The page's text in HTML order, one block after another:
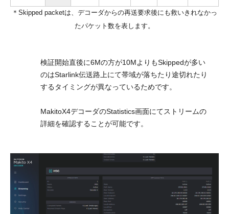
＊Skipped packetは、デコーダからの再送要求後にも救いきれなかっ
たパケット数を表します。
検証開始直後に6Mの方が10MよりもSkippedが多い
のはStarlink伝送路上にて帯域が落ちたり途切れたり
するタイミングが異なっているためです。
MakitoX4デコーダのStatistics画面にてストリームの
詳細を確認することが可能です。